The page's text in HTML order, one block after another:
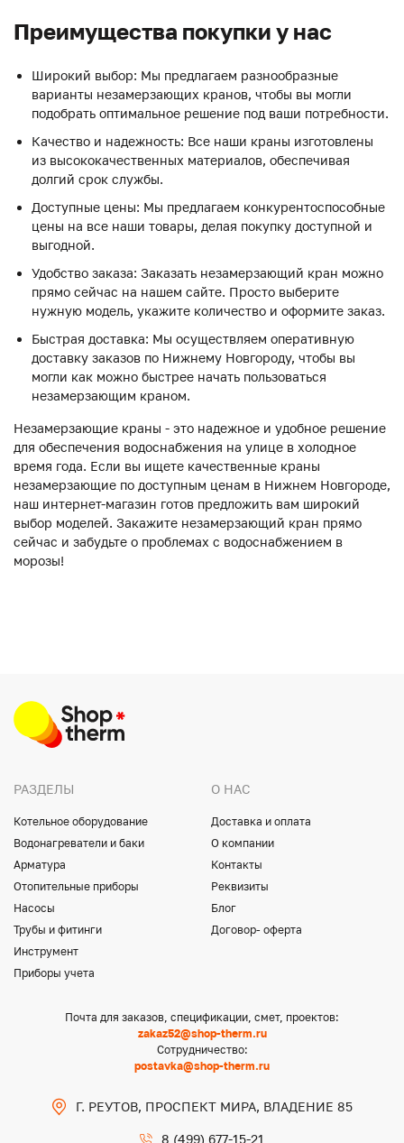
Преимущества покупки у нас
Широкий выбор: Мы предлагаем разнообразные
варианты незамерзающих кранов, чтобы вы могли
подобрать оптимальное решение под ваши потребности.
Качество и надежность: Все наши краны изготовлены
из высококачественных материалов, обеспечивая
долгий срок службы.
Доступные цены: Мы предлагаем конкурентоспособные
цены на все наши товары, делая покупку доступной и
выгодной.
Удобство заказа: Заказать незамерзающий кран можно
прямо сейчас на нашем сайте. Просто выберите
нужную модель, укажите количество и оформите заказ.
Быстрая доставка: Мы осуществляем оперативную
доставку заказов по Нижнему Новгороду, чтобы вы
могли как можно быстрее начать пользоваться
незамерзающим краном.
Незамерзающие краны - это надежное и удобное решение
для обеспечения водоснабжения на улице в холодное
время года. Если вы ищете качественные краны
незамерзающие по доступным ценам в Нижнем Новгороде,
наш интернет-магазин готов предложить вам широкий
выбор моделей. Закажите незамерзающий кран прямо
сейчас и забудьте о проблемах с водоснабжением в
морозы!
РАЗДЕЛЫ
Котельное оборудование
Водонагреватели и баки
Арматура
Отопительные приборы
Насосы
Трубы и фитинги
Инструмент
Приборы учета
О НАС
Доставка и оплата
О компании
Контакты
Реквизиты
Блог
Договор- оферта
Почта для заказов, спецификации, смет, проектов:
zakaz52@shop-therm.ru
Сотрудничество:
postavka@shop-therm.ru
Г. РЕУТОВ, ПРОСПЕКТ МИРА, ВЛАДЕНИЕ 85
8 (499) 677-15-21